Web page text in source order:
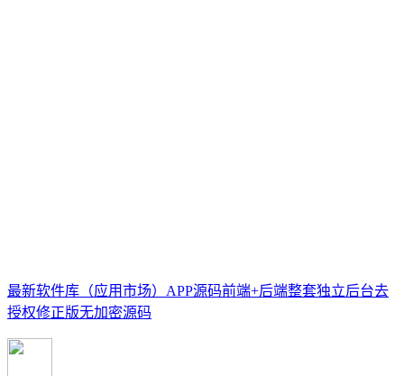
最新软件库（应用市场）APP源码前端+后端整套独立后台去
授权修正版无加密源码